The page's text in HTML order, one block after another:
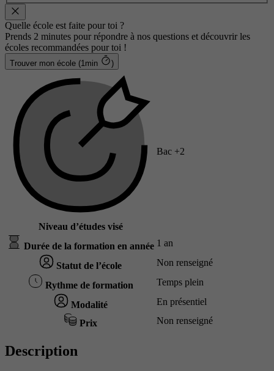
Quelle école est faite pour toi ?
Prends 2 minutes pour répondre à nos questions et découvrir les
écoles recommandées pour toi !
Trouver mon école (1min )
Niveau d’études visé
Bac +2
Durée de la formation en année 1 an
Statut de l’école Non renseigné
Rythme de formation Temps plein
Modalité En présentiel
Prix Non renseigné
Description